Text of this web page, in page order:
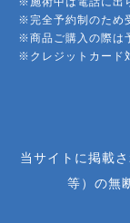
※完全予約制のため
※商品ご購入の際は
※クレジットカード
当サイトに掲載
等）の無